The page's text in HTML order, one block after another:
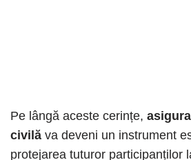
Pe lângă aceste cerințe,
civilă va deveni un instrument
protejarea tuturor participanților